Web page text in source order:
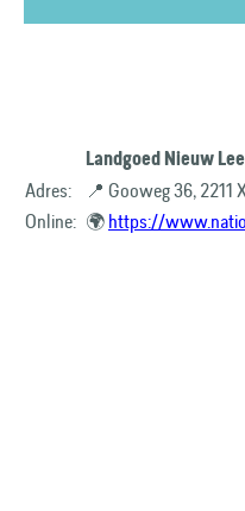
Landgoed Nieuw
Adres:
📍 Gooweg 36,
Online: 🌍https://